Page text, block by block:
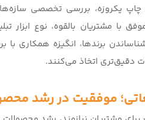
یکروزه، بررسی تخصصی
با مشتریان بالقوه، نوع ابزار
برندها، انگیزه همکاری با
دقیق‌تری اتخاذ می‌کنند.
موفقیت در رشد